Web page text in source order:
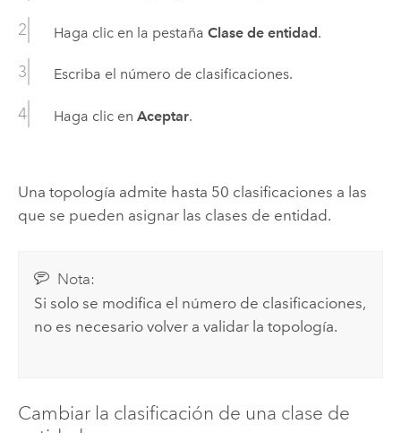
Haga clic en la pestaña Clase de entidad.
Escriba el número de clasificaciones.
Haga clic en Aceptar.
Una topología admite hasta 50 clasificaciones a las
que se pueden asignar las clases de entidad.
Nota:
Si solo se modifica el número de clasificaciones,
no es necesario volver a validar la topología.
Cambiar la clasificación de una clase de